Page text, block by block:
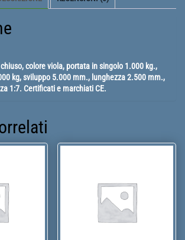
colore viola, portata in singolo 1.000 kg.,
kg, sviluppo 5.000 mm., lunghezza 2.500 mm.,
1:7. Certificati e marchiati CE.